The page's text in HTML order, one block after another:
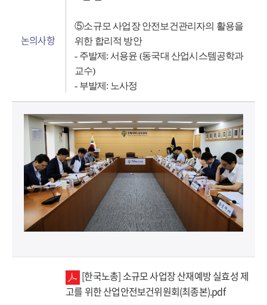
논의사항
⑤소규모 사업장 안전보건관리자의 활용을
위한 합리적 방안
- 주발제 : 서용윤 (동국대 산업시스템공학과
교수)
- 부발제: 노사정
[한국노총] 소규모 사업장 산재예방 실효성 제
고를 위한 산업안전보건위원회(최종본).pdf